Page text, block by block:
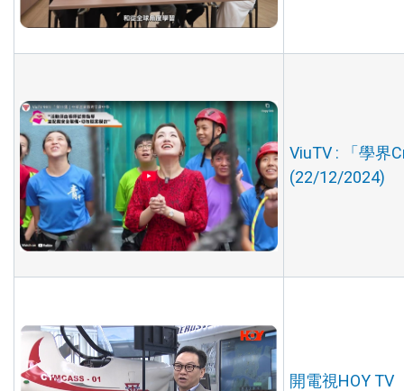
ViuTV : 「學界
(22/12/2024)
開電視HOY TV